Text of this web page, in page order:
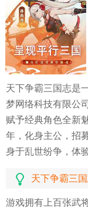
天下争霸三国志是
梦网络科技有限公
赋予经典角色全新
年，化身主公，招
身于乱世纷争，体
天下争霸三
游戏拥有上百张武